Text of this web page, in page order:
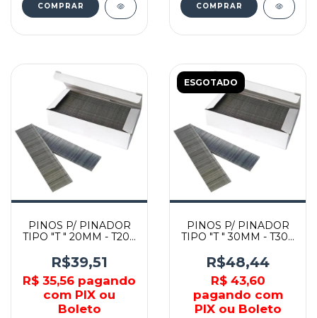
COMPRAR COMPRAR
PINOS P/ PINADOR
TIPO "T " 20MM - T20 -
R$39,51
R$ 35,56 pagando
com PIX ou
Boleto
ESGOTADO
PINOS P/ PINADOR
TIPO "T " 30MM - T30 -
R$48,44
R$ 43,60
pagando com
PIX ou Boleto